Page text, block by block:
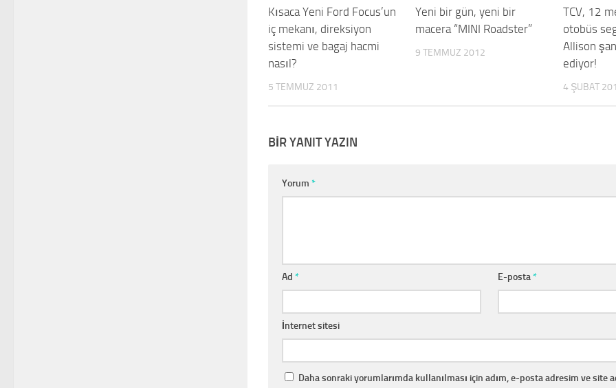
Kısaca Yeni Ford Focus’un
iç mekanı, direksiyon
sistemi ve bagaj hacmi
nasıl?
5 TEMMUZ 2011
Yeni bir gün, yeni bir
macera “MINI Roadster”
9 TEMMUZ 2012
TCV, 12
otobüs
Allison
ediyor!
4 ŞUBAT
BIR YANIT YAZIN
Yorum *
Ad * E-posta*
İnternet sitesi
Daha sonraki yorumlarımda kullanılması için adım, e-posta adresim ve site